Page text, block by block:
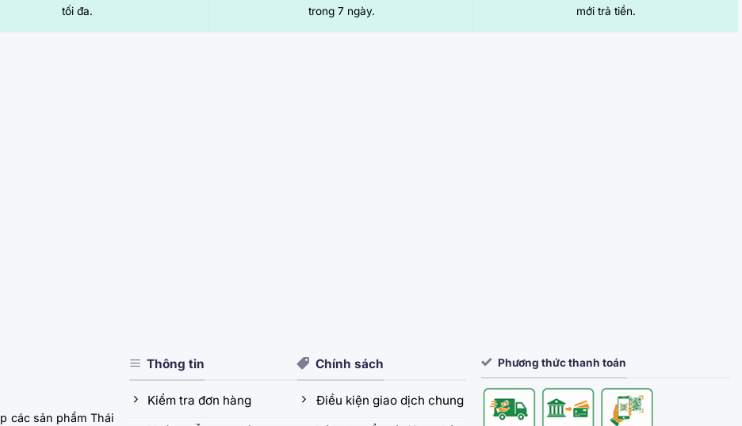
tối đa.
trong 7 ngày.
mới trả tiền.
các sản phẩm Thái
Thông tin
Kiểm tra đơn hàng
Chính sách
Điều kiện giao dịch chung
Phương thức thanh toán